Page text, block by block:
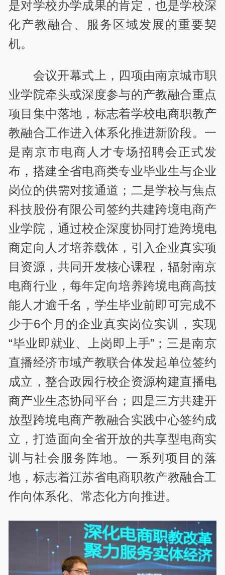
是对学校办学成果的肯定，也是学校深
化产教融合、服务区域发展的重要契
机。
会议开幕式上，四项由南京城市职
业学院牵头或深度参与的产教融合重点
项目集中落地，标志着学校电商职教产
教融合工作进入体系化推进新阶段。一
是南京市电商人才专场招聘会正式发
布，搭建全省电商类专业毕业生与企业
岗位的供需对接通道；二是学校与焦点
科技股份有限公司签约共建跨境电商产
业学院，通过校企深度协同打造跨境电
商定向人才培养载体，引入企业真实项
目资源，共同开发核心课程，辐射南京
电商行业，每年定向培养跨境电商高技
能人才逾千名，学生毕业前即可完成不
少于6个月的企业真实岗位实训，实现
“毕业即就业、上岗即上手”；三是南京
直播经济市域产教联合体发起单位签约
成立，整合政园行校企资源构建直播电
商产业生态协同平台；四是三方共建开
放型跨境电商产教融合实践中心签约成
立，打造面向全省开放的共享型电商实
训与社会服务阵地。一系列项目的落
地，标志着江苏省电商职教产教融合工
作向体系化、常态化方向推进。